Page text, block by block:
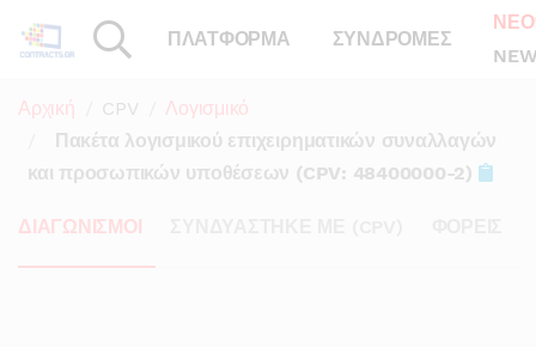
ΠΛΑΤΦΟΡΜΑ ΣΥΝΔΡΟΜΕΣ
Αρχική CPV
Λογισμικό
Πακέτα λογισμικού επιχειρηματικών συναλλαγών
και προσωπικών υποθέσεων (CPV: 48400000-2)
ΔΙΑΓΩΝΙΣΜΟΙ